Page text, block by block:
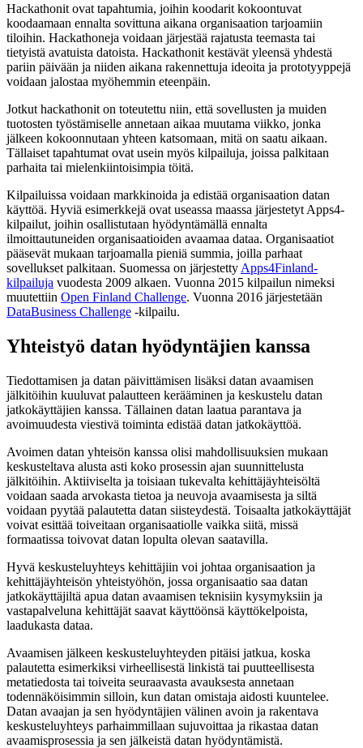
Hackathonit ovat tapahtumia, joihin koodarit kokoontuvat
koodaamaan ennalta sovittuna aikana organisaation tarjoamiin
tiloihin. Hackathoneja voidaan järjestää rajatusta teemasta tai
tietyistä avatuista datoista. Hackathonit kestävät yleensä yhdestä
pariin päivään ja niiden aikana rakennettuja ideoita ja prototyyppejä
voidaan jalostaa myöhemmin eteenpäin.
Jotkut hackathonit on toteutettu niin, että sovellusten ja muiden
tuotosten työstämiselle annetaan aikaa muutama viikko, jonka
jälkeen kokoonnutaan yhteen katsomaan, mitä on saatu aikaan.
Tällaiset tapahtumat ovat usein myös kilpailuja, joissa palkitaan
parhaita tai mielenkiintoisimpia töitä.
Kilpailuissa voidaan markkinoida ja edistää organisaation datan
käyttöä. Hyviä esimerkkejä ovat useassa maassa järjestetyt Apps4-
kilpailut, joihin osallistutaan hyödyntämällä ennalta
ilmoittautuneiden organisaatioiden avaamaa dataa. Organisaatiot
pääsevät mukaan tarjoamalla pieniä summia, joilla parhaat
sovellukset palkitaan. Suomessa on järjestetty Apps4Finland-
kilpailuja vuodesta 2009 alkaen. Vuonna 2015 kilpailun nimeksi
muutettiin Open Finland Challenge. Vuonna 2016 järjestetään
DataBusiness Challenge -kilpailu.
Yhteistyö datan hyödyntäjien kanssa
Tiedottamisen ja datan päivittämisen lisäksi datan avaamisen
jälkitöihin kuuluvat palautteen kerääminen ja keskustelu datan
jatkokäyttäjien kanssa. Tällainen datan laatua parantava ja
avoimuudesta viestivä toiminta edistää datan jatkokäyttöä.
Avoimen datan yhteisön kanssa olisi mahdollisuuksien mukaan
keskusteltava alusta asti koko prosessin ajan suunnittelusta
jälkitöihin. Aktiiviselta ja toisiaan tukevalta kehittäjäyhteisöltä
voidaan saada arvokasta tietoa ja neuvoja avaamisesta ja siltä
voidaan pyytää palautetta datan siisteydestä. Toisaalta jatkokäyttäjät
voivat esittää toiveitaan organisaatiolle vaikka siitä, missä
formaatissa toivovat datan lopulta olevan saatavilla.
Hyvä keskusteluyhteys kehittäjiin voi johtaa organisaation ja
kehittäjäyhteisön yhteistyöhön, jossa organisaatio saa datan
jatkokäyttäjiltä apua datan avaamisen teknisiin kysymyksiin ja
vastapalveluna kehittäjät saavat käyttöönsä käyttökelpoista,
laadukasta dataa.
Avaamisen jälkeen keskusteluyhteyden pitäisi jatkua, koska
palautetta esimerkiksi virheellisestä linkistä tai puutteellisesta
metatiedosta tai toiveita seuraavasta avauksesta annetaan
todennäköisimmin silloin, kun datan omistaja aidosti kuuntelee.
Datan avaajan ja sen hyödyntäjien välinen avoin ja rakentava
keskusteluyhteys parhaimmillaan sujuvoittaa ja rikastaa datan
avaamisprosessia ja sen jälkeistä datan hyödyntämistä.